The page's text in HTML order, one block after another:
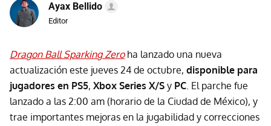
Ayax Bellido
Editor
Dragon Ball Sparking Zeroha lanzado una nueva
actualización este jueves 24 de octubre, disponible para
jugadores en PS5, Xbox Series X/S y PC. El parche fue
lanzado a las 2:00 am (horario de la Ciudad de México), y
trae importantes mejoras en la jugabilidad y correcciones